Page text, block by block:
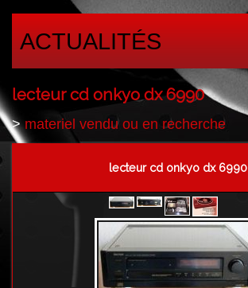
ACTUALITÉS
lecteur cd onkyo dx 6990
>materiel vendu ou en recherche
lecteur cd onkyo dx 6990